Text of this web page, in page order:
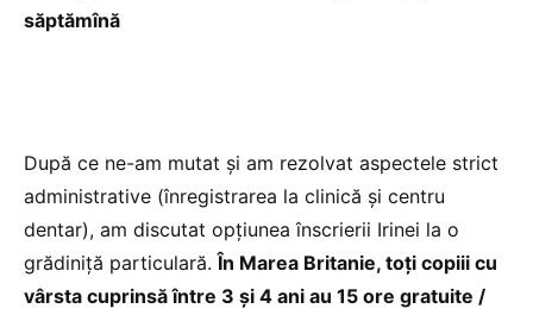
săptămînă
După ce ne-am mutat și am rezolvat aspectele strict
administrative (înregistrarea la clinică și centru
dentar), am discutat opțiunea înscrierii Irinei la o
grădiniță particulară.În Marea Britanie, toți copiii cu
vârsta cuprinsă între 3 și 4 ani au 15 ore gratuite /